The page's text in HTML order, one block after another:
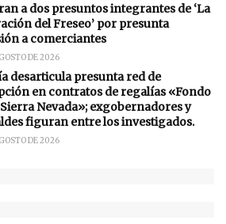
a dos presuntos integrantes de ‘La
del Freseo’ por presunta
a comerciantes
DE 2026
desarticula presunta red de
en contratos de regalías «Fondo
Nevada»; exgobernadores y
figuran entre los investigados.
DE 2026